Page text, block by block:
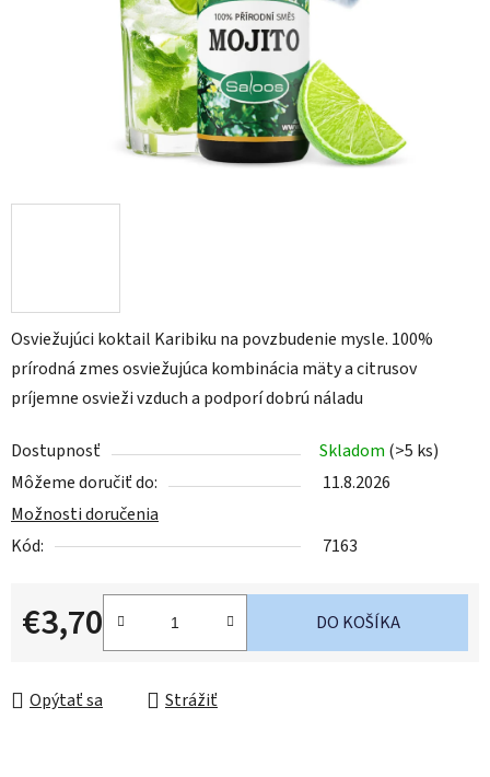
Osviežujúci koktail Karibiku na povzbudenie mysle. 100%
prírodná zmes osviežujúca kombinácia mäty a citrusov
príjemne osvieži vzduch a podporí dobrú náladu
Dostupnosť Skladom (>5 ks)
Môžeme doručiť do:
11.8.2026
Možnosti doručenia
Kód:
7163
€3,70
Jednotková cena:
DO KOŠÍKA
Opýtať sa Strážiť